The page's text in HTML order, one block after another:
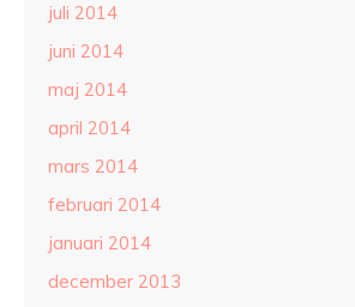
juli 2014
juni 2014
maj 2014
april 2014
mars 2014
februari 2014
januari 2014
december 2013